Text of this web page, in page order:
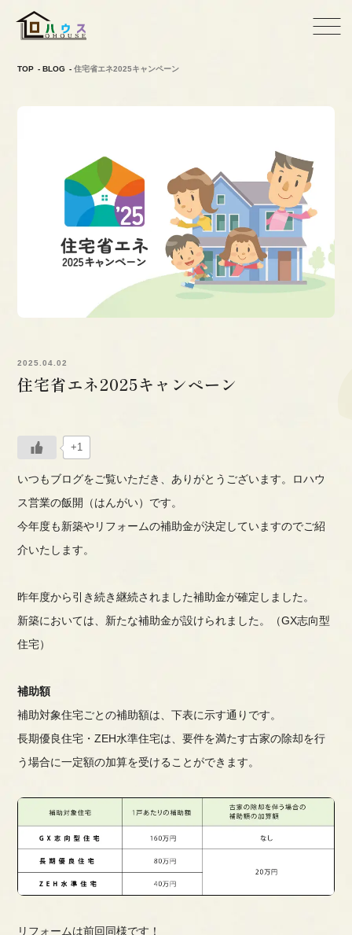
TOP BLOG 住宅省エネ2025キャンペーン
2025.04.02
住宅省エネ2025キャンペーン
+1
いつもブログをご覧いただき、ありがとうございます。ロハウ
ス営業の飯開（はんがい）です。
今年度も新築やリフォームの補助金が決定していますのでご紹
介いたします。
昨年度から引き続き継続されました補助金が確定しました。
新築においては、新たな補助金が設けられました。（GX志向型
住宅）
補助額
補助対象住宅ごとの補助額は、下表に示す通りです。
長期優良住宅・ZEH水準住宅は、要件を満たす古家の除却を行
う場合に一定額の加算を受けることができます。
リフォームは前回同様です！